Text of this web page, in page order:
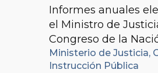
Informes anuales
el Ministro de
Congreso de la
Ministerio de Justicia,
Instrucción Pública